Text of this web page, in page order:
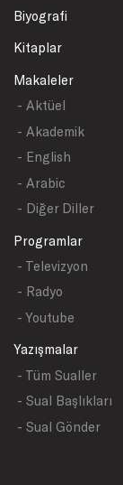
Biyografi
Kitaplar
Makaleler
- Aktüel
- Akademik
- English
- Arabic
- Diğer Diller
Programlar
- Televizyon
- Radyo
- Youtube
Yazışmalar
- Tüm Sualler
- Sual Başlıkları
- Sual Gönder